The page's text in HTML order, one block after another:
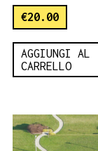
€20.00
AGGIUNGI AL
CARRELLO